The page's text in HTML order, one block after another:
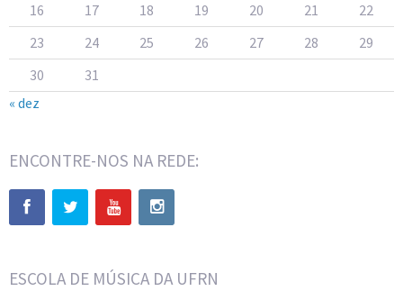
16
17 18 19 20 21
22
23
24 25 26 27 28
29
30
31
« dez
ENCONTRE-NOS NA REDE:
ESCOLA DE MÚSICA DA UFRN